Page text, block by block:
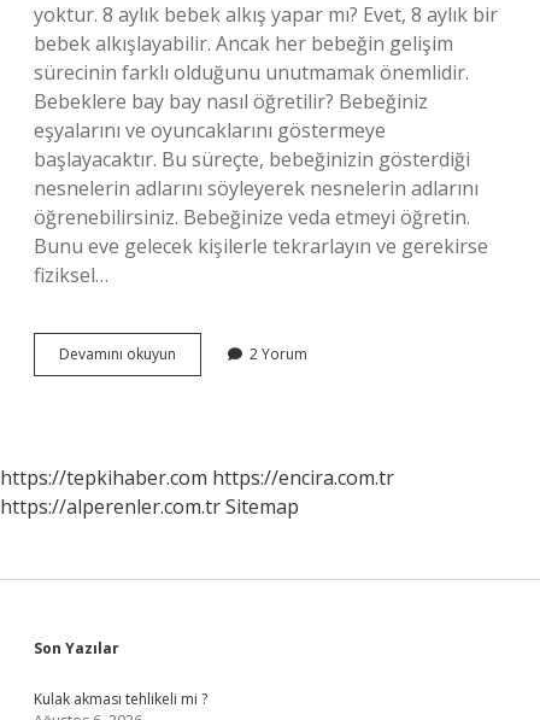
yoktur. 8 aylık bebek alkış yapar mı? Evet, 8 aylık bir
bebek alkışlayabilir. Ancak her bebeğin gelişim
sürecinin farklı olduğunu unutmamak önemlidir.
Bebeklere bay bay nasıl öğretilir? Bebeğiniz
eşyalarını ve oyuncaklarını göstermeye
başlayacaktır. Bu süreçte, bebeğinizin gösterdiği
nesnelerin adlarını söyleyerek nesnelerin adlarını
öğrenebilirsiniz. Bebeğinize veda etmeyi öğretin.
Bunu eve gelecek kişilerle tekrarlayın ve gerekirse
fiziksel…
Devamını okuyun
Ne
2 Yorum
https://tepkihaber.com https://encira.com.tr
https://alperenler.com.trSitemap
Sidebar
Son Yazılar
Kulak akması tehlikeli mi ?